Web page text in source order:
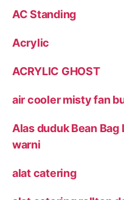
AC Standing
Acrylic
ACRYLIC GHOST
air cooler misty fan
Alas duduk Bean
warni
alat catering